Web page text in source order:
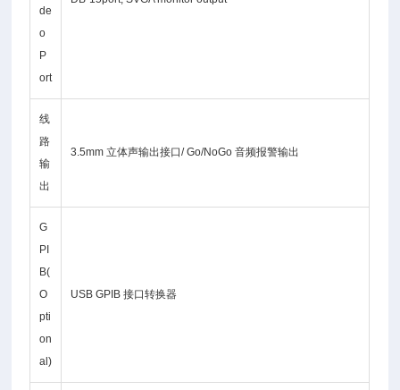
de
o
P
ort
线
路
输
出
3.5mm 立体声输出接口/ Go/NoGo 音频报警输出
G
PI
B(
O
pti
on
al)
USB GPIB 接口转换器